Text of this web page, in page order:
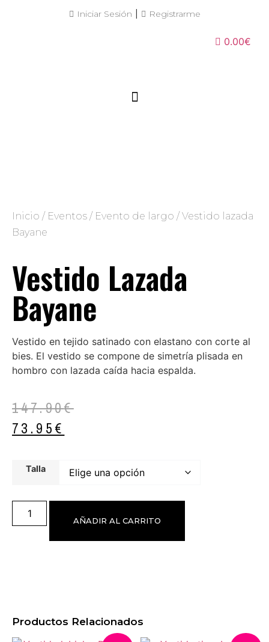
Iniciar Sesión Registrarme
0.00€
Inicio / Eventos / Evento de largo / Vestido lazada
Bayane
Vestido Lazada
Bayane
Vestido en tejido satinado con elastano con corte al
bies. El vestido se compone de simetría plisada en
hombro con lazada caída hacia espalda.
147.90€
73.95€
Talla
AÑADIR AL CARRITO
Productos Relacionados